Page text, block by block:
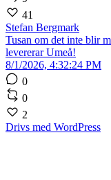
41
Stefan Bergmark
Tusan om det inte blir
levererar Umeå!
8/1/2026, 4:32:24 PM
0
0
2
Drivs med WordPress